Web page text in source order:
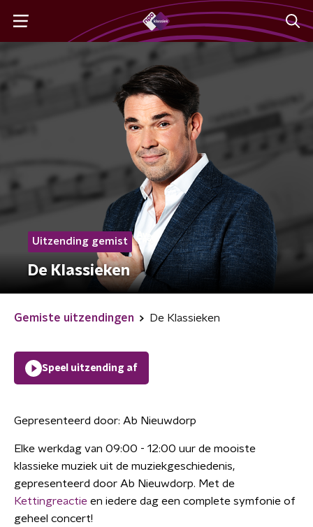
Uitzending gemist
De Klassieken
Gemiste uitzendingen De Klassieken
Speel uitzending af
Gepresenteerd door: Ab Nieuwdorp
Elke werkdag van 09:00 - 12:00 uur de mooiste
klassieke muziek uit de muziekgeschiedenis,
gepresenteerd door Ab Nieuwdorp. Met de
Kettingreactie en iedere dag een complete symfonie of
geheel concert!